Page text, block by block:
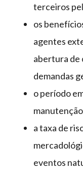
terceiros
os
agentes
abertura de
demandas
o período
a taxa de
eventos